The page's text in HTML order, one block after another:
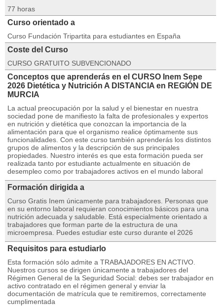
77 horas
Curso orientado a
Curso Fundación Tripartita para estudiantes en España
Coste del Curso
CURSO GRATUITO SUBVENCIONADO
Conceptos que aprenderás en el CURSO Inem Sepe
2026 Dietética y Nutrición A DISTANCIA en REGIÓN DE
MURCIA
La actual preocupación por la salud y el bienestar en nuestra
sociedad pone de manifiesto la falta de profesionales y expertos
en nutrición y dietética que conozcan la importancia de la
alimentación para que el organismo realice óptimamente sus
funcionalidades. Con este curso también aprenderás los distintos
grupos de alimentos y la descripción de sus principales
propiedades. Nuestro interés es que esta formación pueda ser
realizada tanto por estudiante actualmente en situación de
desempleo como por trabajadores activos en el mundo laboral
Formación dirigida a
Curso Gratis Inem únicamente para trabajadores. Personas que
en su entorno laboral requieran conocimientos básicos para una
nutrición adecuada y saludable. Está especialmente orientado a
trabajadores que forman parte de la estructura de una
microempresa. Puedes estudiar este curso durante el 2026
Requisitos para estudiarlo
Esta formación sólo admite a TRABAJADORES EN ACTIVO.
Nuestros cursos se dirigen únicamente a trabajadores del
Régimen General de la Seguridad Social: debes ser trabajador en
activo contratado en el régimen general y enviar la
documentación de matrícula que te remitiremos, correctamente
cumplimentada